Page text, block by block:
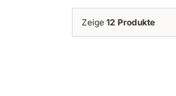
Über
Referate &
Zeige 12 Produkte